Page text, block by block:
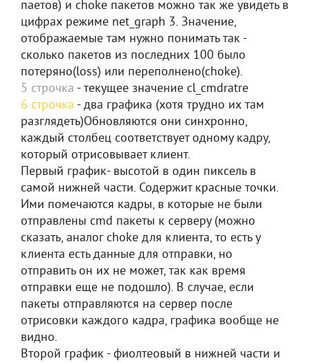
паетов) и choke пакетов можно так же увидеть в
цифрах режиме net_graph 3. Значение,
отображаемые там нужно понимать так -
сколько пакетов из последних 100 было
потеряно(loss) или переполнено(choke).
5 строчка - текущее значение cl_cmdratre
6 строчка - два графика (хотя трудно их там
разглядеть)Обновляются они синхронно,
каждый столбец соответствует одному кадру,
который отрисовывает клиент.
Первый график- высотой в один пиксель в
самой нижней части. Содержит красные точки.
Ими помечаются кадры, в которые не были
отправлены cmd пакеты к серверу (можно
сказать, аналог choke для клиента, то есть у
клиента есть данные для отправки, но
отправить он их не может, так как время
отправки еще не подошло). В случае, если
пакеты отправляются на сервер после
отрисовки каждого кадра, графика вообще не
видно.
Второй график - фиолтеовый в нижней части и